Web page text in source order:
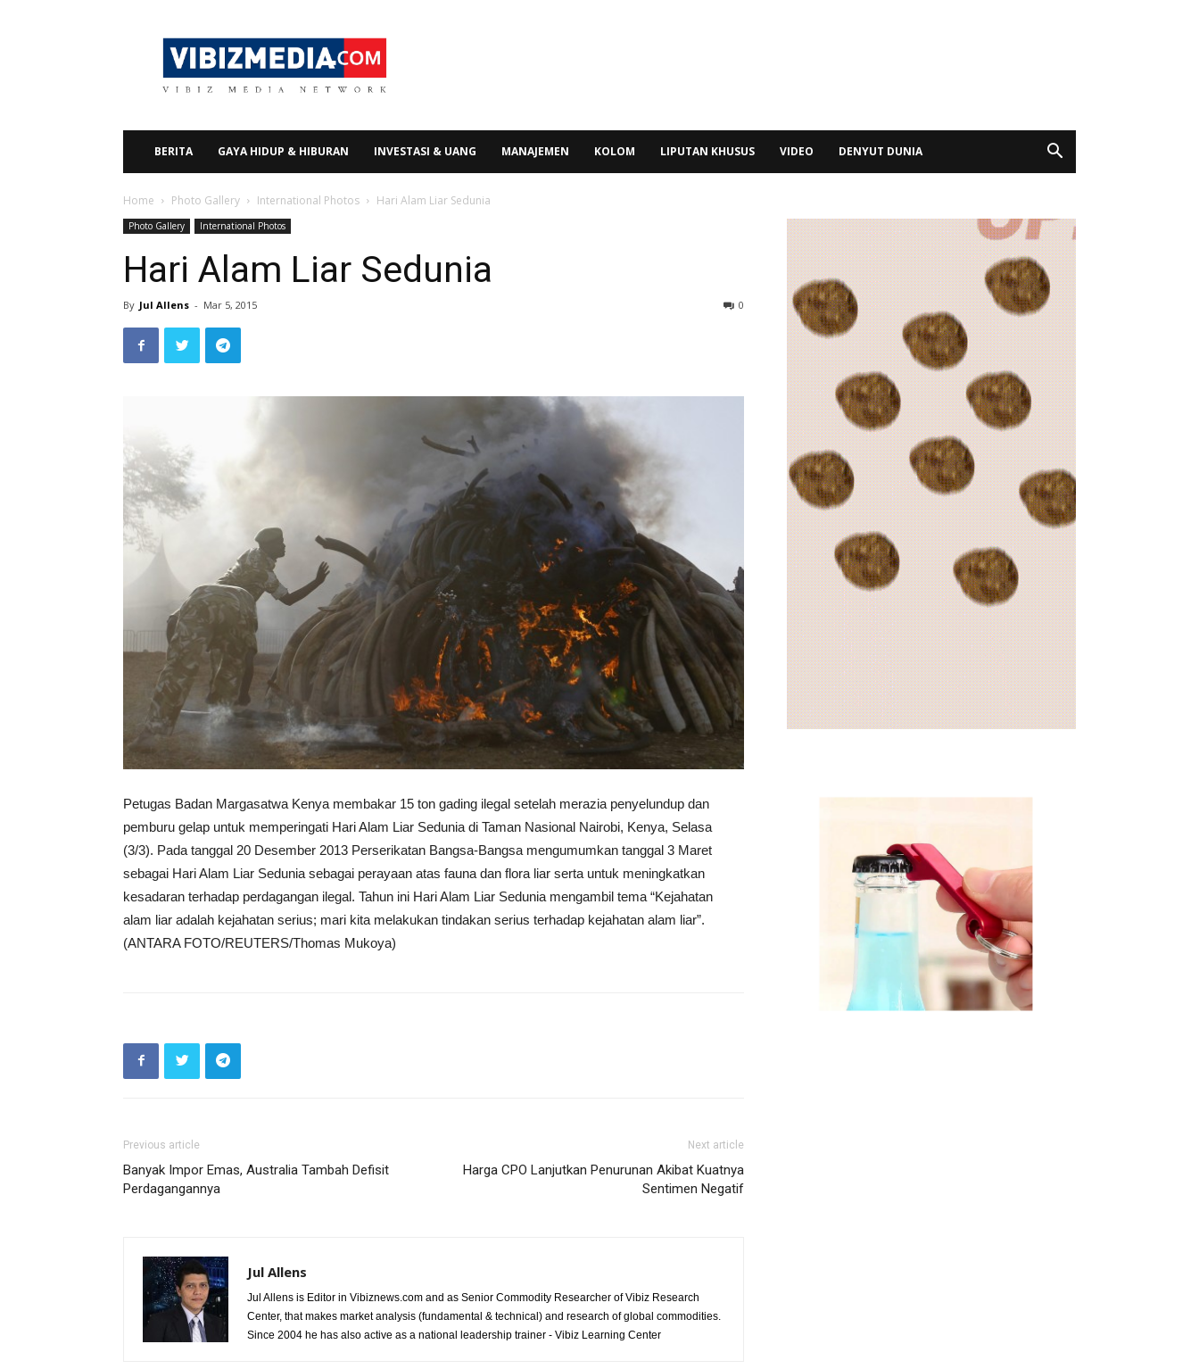
Vibizmedia.com
BERITA GAYA HIDUP & HIBURAN INVESTASI & UANG MANAJEMEN KOLOM LIPUTAN KHUSUS VIDEO DENYUT DUNIA
Home Photo Gallery International Photos Hari Alam Liar Sedunia
Photo Gallery International Photos
Hari Alam Liar Sedunia
By Jul Allens - Mar 5, 2015 0
Petugas Badan Margasatwa Kenya membakar 15 ton gading ilegal setelah merazia penyelundup dan
pemburu gelap untuk memperingati Hari Alam Liar Sedunia di Taman Nasional Nairobi, Kenya, Selasa
(3/3). Pada tanggal 20 Desember 2013 Perserikatan Bangsa-Bangsa mengumumkan tanggal 3 Maret
sebagai Hari Alam Liar Sedunia sebagai perayaan atas fauna dan flora liar serta untuk meningkatkan
kesadaran terhadap perdagangan ilegal. Tahun ini Hari Alam Liar Sedunia mengambil tema “Kejahatan
alam liar adalah kejahatan serius; mari kita melakukan tindakan serius terhadap kejahatan alam liar”.
(ANTARA FOTO/REUTERS/Thomas Mukoya)
Previous article
Banyak Impor Emas, Australia Tambah Defisit
Perdagangannya
Next article
Harga CPO Lanjutkan Penurunan Akibat Kuatnya
Sentimen Negatif
Jul Allens
Jul Allens is Editor in Vibiznews.com and as Senior Commodity Researcher of Vibiz Research
Center, that makes market analysis (fundamental & technical) and research of global commodities.
Since 2004 he has also active as a national leadership trainer - Vibiz Learning Center